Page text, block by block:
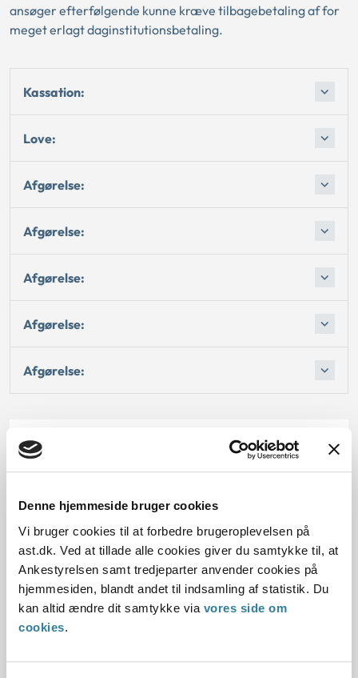
Denne hjemmeside bruger cookies
Vi bruger cookies til at forbedre brugeroplevelsen på
ast.dk. Ved at tillade alle cookies giver du samtykke til, at
Ankestyrelsen samt tredjeparter anvender cookies på
hjemmesiden, blandt andet til indsamling af statistik. Du
kan altid ændre dit samtykke via vores side om
cookies.
ansøger efterfølgende kunne kræve tilbagebetaling af for
meget erlagt daginstitutionsbetaling.
Kassation:
Love:
Afgørelse:
Afgørelse:
Afgørelse:
Afgørelse:
Afgørelse:
Dato for underskrift
Offentliggørelsesdato
12.07.2013
Paragraf